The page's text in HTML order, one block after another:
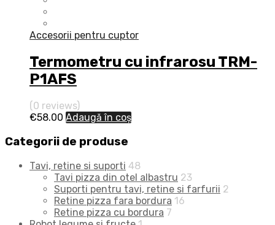
Accesorii pentru cuptor
Termometru cu infrarosu TRM-
P1AFS
(0 reviews)
€58.00 Adaugă în coș
Categorii de produse
Tavi, retine si suporti 48
Tavi pizza din otel albastru 23
Suporti pentru tavi, retine si farfurii 2
Retine pizza fara bordura 16
Retine pizza cu bordura 7